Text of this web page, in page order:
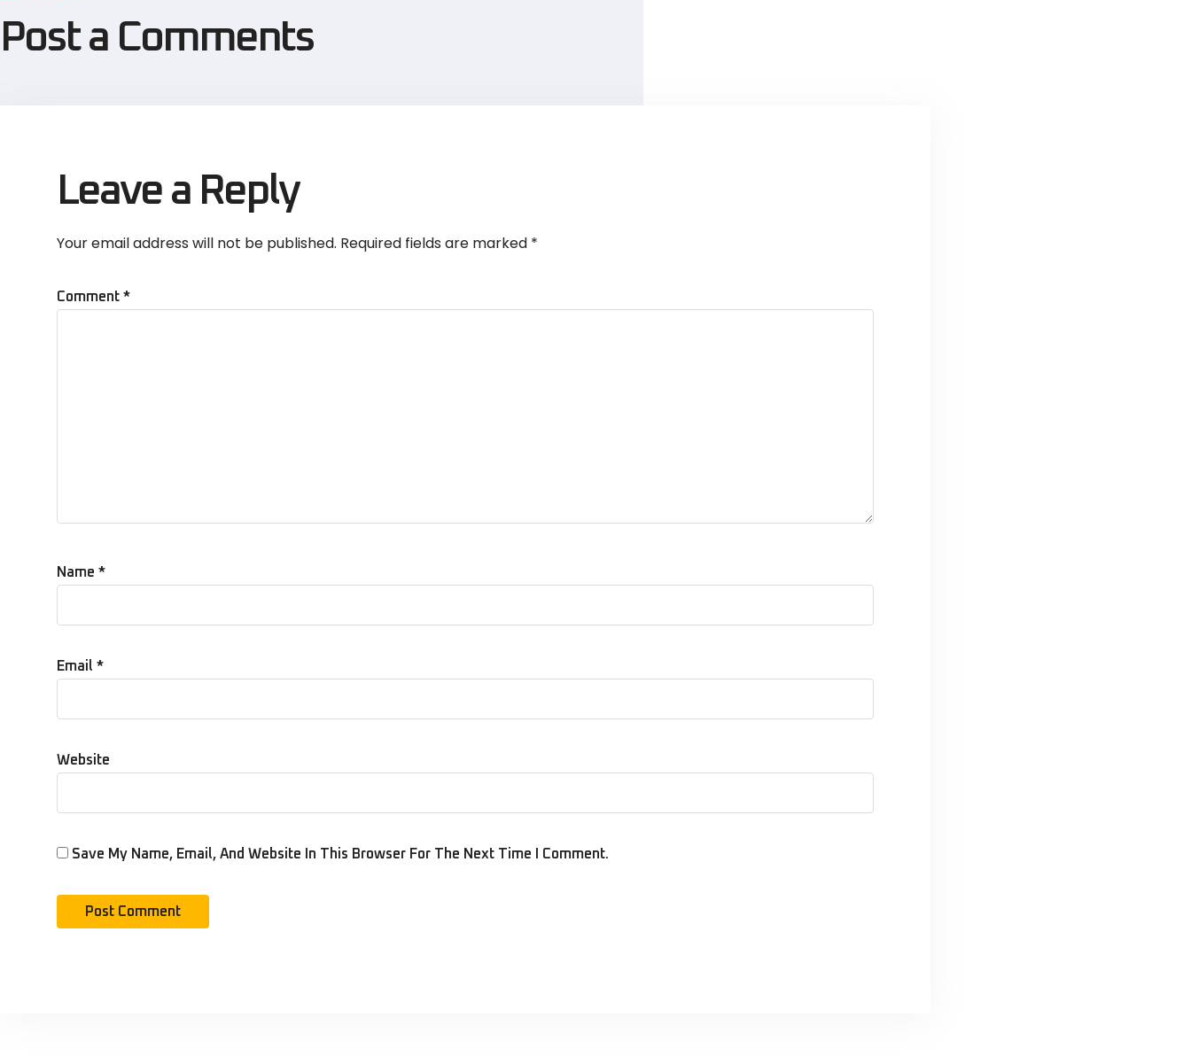
Post a Comments
Leave a Reply
Your email address will not be published. Required fields are marked *
Comment *
Name *
Email *
Website
Save My Name, Email, And Website In This Browser For The Next Time I Comment.